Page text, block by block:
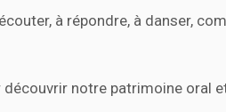
à répondre, à danser,
notre patrimoine oral